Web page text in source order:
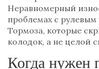
Неравномерный
проблемах с
Тормоза, которые
колодок, а не целой
Когда нужен